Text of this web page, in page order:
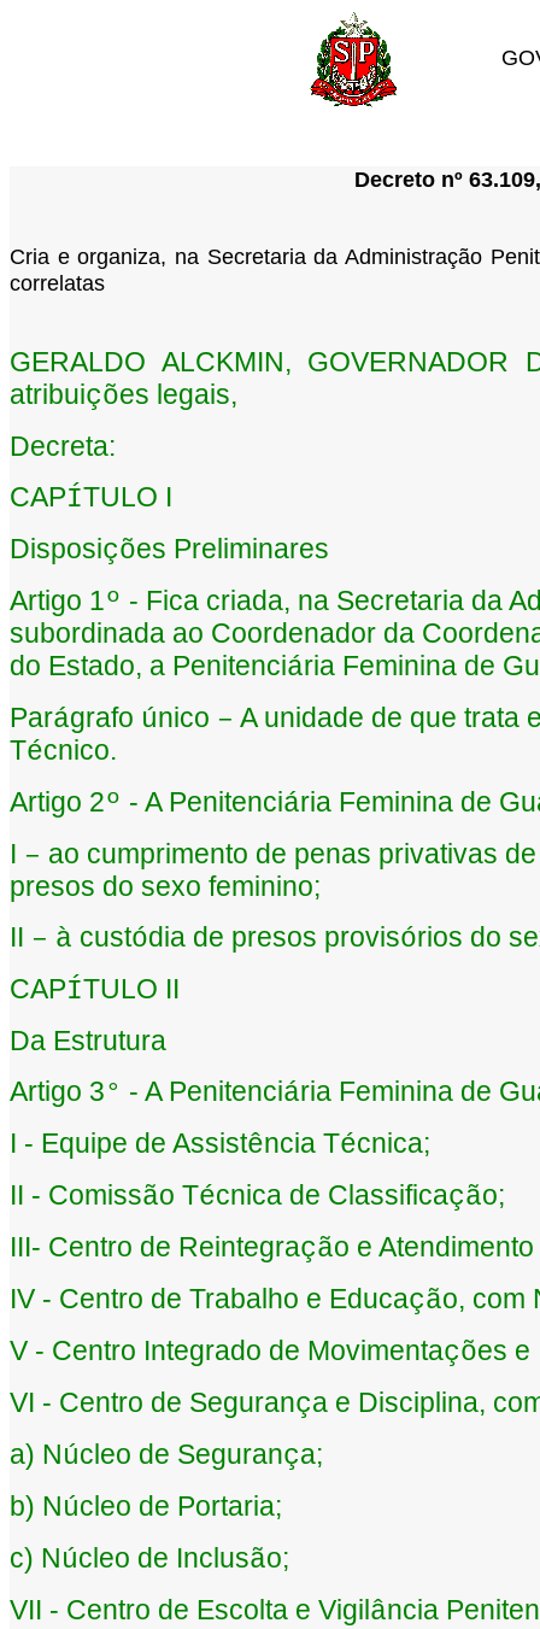
Decreto nº
Cria e organiza, na Secretaria da Administração
correlatas
GERALDO ALCKMIN, GOVERNADOR
atribuições legais,
Decreta:
CAPÍTULO I
Disposições Preliminares
Artigo 1º - Fica criada, na Secretaria da
subordinada ao Coordenador da
do Estado, a Penitenciária Feminina de
Parágrafo único – A unidade de que trata
Técnico.
Artigo 2º - A Penitenciária Feminina de
I – ao cumprimento de penas privativas
presos do sexo feminino;
II – à custódia de presos provisórios do
CAPÍTULO II
Da Estrutura
Artigo 3° - A Penitenciária Feminina de
I - Equipe de Assistência Técnica;
II - Comissão Técnica de Classificação;
III- Centro de Reintegração e Atendimento
IV - Centro de Trabalho e Educação, com
V - Centro Integrado de Movimentações e
VI - Centro de Segurança e Disciplina,
a) Núcleo de Segurança;
b) Núcleo de Portaria;
c) Núcleo de Inclusão;
VII - Centro de Escolta e Vigil ância